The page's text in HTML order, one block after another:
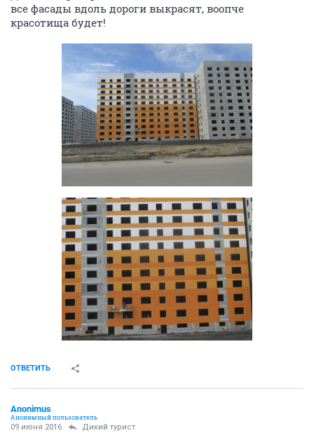
все фасады вдоль дороги выкрасят, воопче
красотища будет!
ОТВЕТИТЬ
Anоnimus
Анонимный пользователь
09 июня 2016 Дикий турист